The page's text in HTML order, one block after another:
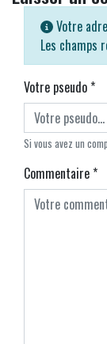
Votre
Les champs
Votre pseudo*
Si vous avez un
Commentaire*